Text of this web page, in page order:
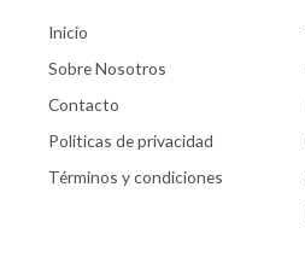
Inicio
Sobre Nosotros
Contacto
Politicas de privacidad
Términos y condiciones